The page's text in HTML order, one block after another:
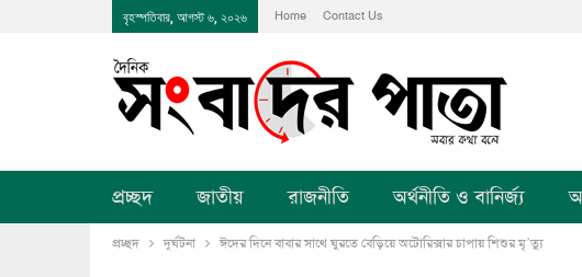
বৃহস্পতিবার, আগস্ট ৬, ২০২৬ Home Contact Us
প্রচ্ছদ জাতীয় রাজনীতি অর্থনীতি ও বানির্জ্য
প্রচ্ছদ দুর্ঘটনা ঈদের দিনে বাবার সাথে ঘুরতে বেড়িয়ে অটোরিক্সার চাপায় শিশুর মৃ’ত্যু